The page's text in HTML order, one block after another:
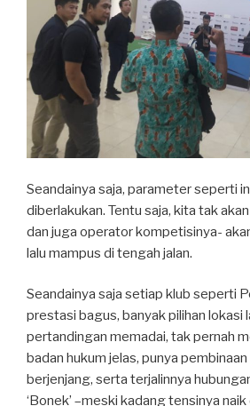
Seandainya saja, parameter seperti
diberlakukan. Tentu saja, kita tak
dan juga operator kompetisinya-
lalu mampus di tengah jalan.
Seandainya saja setiap klub seperti
prestasi bagus, banyak pilihan lokasi
pertandingan memadai, tak pernah
badan hukum jelas, punya
berjenjang, serta terjalinnya
‘Bonek’ –meski kadang tensinya naik